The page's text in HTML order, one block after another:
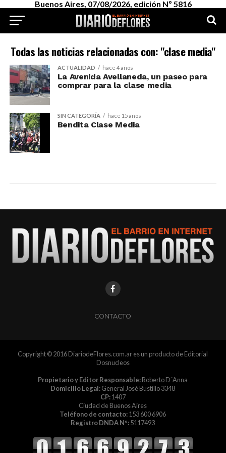
Buenos Aires, 07/08/2026, edición Nº 5816
Todas las noticias relacionadas con: "clase media"
ACTUALIDAD hace 4 años
La Avenida Avellaneda, un paseo para
comprar para la clase media
SIN CATEGORÍA hace 15 años
Bendita Clase Media
CONTACTO
Copyright © 2016 DiariodeFlores.com.ar es un producto de Editorial
Dosnucleos
Propietario y Editor Responsable:Roberto D´Anna
Domicilio Legal:General José Bustillo 3348
CP:1407
Ciudad de Buenos Aires
Teléfono de contacto:153 600 6906
Registro DNDA Nº:5117493